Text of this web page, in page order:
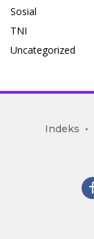
Sosial
TNI
Uncategorized
mediakoran.com
Indeks